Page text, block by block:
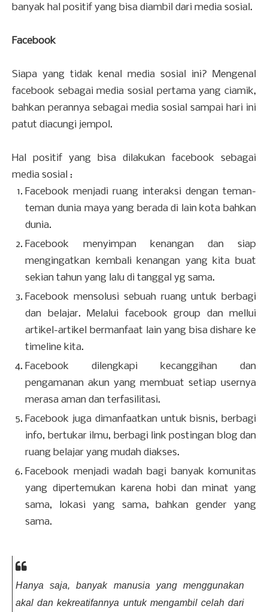
banyak hal positif yang bisa diambil dari media sosial.
Facebook
Siapa yang tidak kenal media sosial ini? Mengenal
facebook sebagai media sosial pertama yang ciamik,
bahkan perannya sebagai media sosial sampai hari ini
patut diacungi jempol.
Hal positif yang bisa dilakukan facebook sebagai
media sosial :
Facebook menjadi ruang interaksi dengan teman-
teman dunia maya yang berada di lain kota bahkan
dunia.
Facebook menyimpan kenangan dan siap
mengingatkan kembali kenangan yang kita buat
sekian tahun yang lalu di tanggal yg sama.
Facebook mensolusi sebuah ruang untuk berbagi
dan belajar. Melalui facebook group dan mellui
artikel-artikel bermanfaat lain yang bisa dishare ke
timeline kita.
Facebook dilengkapi kecanggihan dan
pengamanan akun yang membuat setiap usernya
merasa aman dan terfasilitasi.
Facebook juga dimanfaatkan untuk bisnis, berbagi
info, bertukar ilmu, berbagi link postingan blog dan
ruang belajar yang mudah diakses.
Facebook menjadi wadah bagi banyak komunitas
yang dipertemukan karena hobi dan minat yang
sama, lokasi yang sama, bahkan gender yang
sama.
Hanya saja, banyak manusia yang menggunakan
akal dan kekreatifannya untuk mengambil celah dari